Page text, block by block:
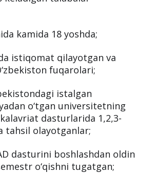
kamida 18 yoshda;
istiqomat qilayotgan va
fuqarolari;
istalgan
o‘tgan universitetning
dasturlarida 1,2,3-
tahsil olayotganlar;
dasturini boshlashdan oldin
o‘qishni tugatgan;